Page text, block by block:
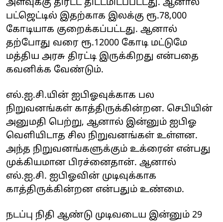
அளவுக்கு திரட்ட திட்டமிடப்பட்டது. ஆனால்
பட்ஜெட்டில் இதற்காக இலக்கு ரூ.78,000
கோடியாக குறைக்கப்பட்டது. ஆனால்
தற்போது வரை ரூ.12000 கோடி மட்டுமே
மத்திய அரசு திரட்டி இருக்கிறது என்பதை
கவனிக்க வேண்டும்.
எல்.ஐ.சி.யின் ஐபிஓவுக்காக பல
நிறுவனங்கள் காத்திருக்கின்றன. செபியின்
அனுமதி பெற்று, ஆனால் இன்னும் ஐபிஓ
வெளியிடாத சில நிறுவனங்கள் உள்ளன.
அந்த நிறுவனங்களுக்கும் உக்ரைன் என்பது
முக்கியமான பிரச்னைதான். ஆனால்
எல்.ஐ.சி. ஐபிஓவின் முடிவுக்காக
காத்திருக்கின்றன என்பதும் உண்மை.
நடப்பு நிதி ஆண்டு முடிவடைய இன்னும் 29